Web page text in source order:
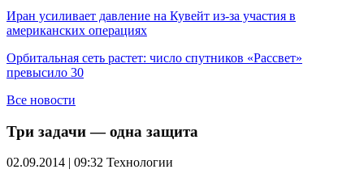
Иран усиливает давление на Кувейт из-за участия в
американских операциях
Орбитальная сеть растет: число спутников «Рассвет»
превысило 30
Все новости
Три задачи — одна защита
02.09.2014 | 09:32 Технологии